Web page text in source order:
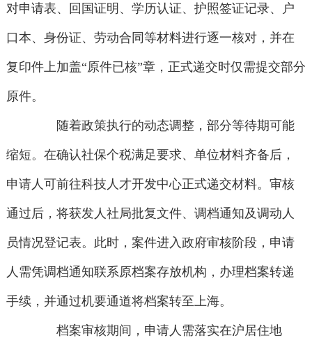
对申请表、回国证明、学历认证、护照签证记录、户
口本、身份证、劳动合同等材料进行逐一核对，并在
复印件上加盖“原件已核”章，正式递交时仅需提交部分
原件。
随着政策执行的动态调整，部分等待期可能
缩短。在确认社保个税满足要求、单位材料齐备后，
申请人可前往科技人才开发中心正式递交材料。审核
通过后，将获发人社局批复文件、调档通知及调动人
员情况登记表。此时，案件进入政府审核阶段，申请
人需凭调档通知联系原档案存放机构，办理档案转递
手续，并通过机要通道将档案转至上海。
档案审核期间，申请人需落实在沪居住地